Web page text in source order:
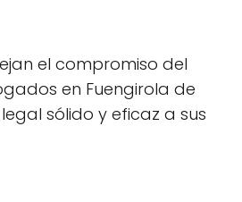
el compromiso del
en Fuengirola de
sólido y eficaz a sus